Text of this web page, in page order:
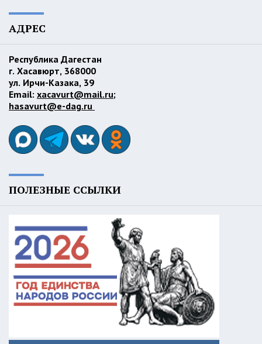
АДРЕС
Республика Дагестан
г. Хасавюрт, 368000
ул. Ирчи-Казака, 39
Email: xacavurt@mail.ru;
hasavurt@e-dag.ru
ПОЛЕЗНЫЕ ССЫЛКИ